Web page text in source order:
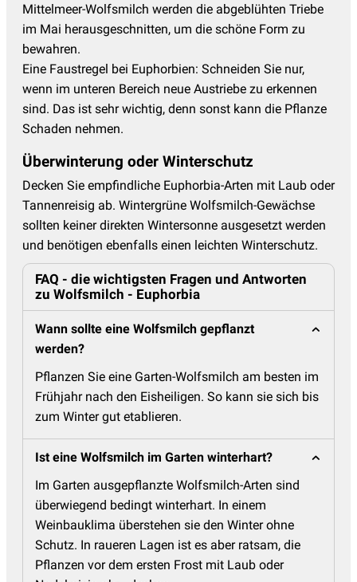
Mittelmeer-Wolfsmilch werden die abgeblühten Triebe
im Mai herausgeschnitten, um die schöne Form zu
bewahren.
Eine Faustregel bei Euphorbien: Schneiden Sie nur,
wenn im unteren Bereich neue Austriebe zu erkennen
sind. Das ist sehr wichtig, denn sonst kann die Pflanze
Schaden nehmen.
Überwinterung oder Winterschutz
Decken Sie empfindliche Euphorbia-Arten mit Laub oder
Tannenreisig ab. Wintergrüne Wolfsmilch-Gewächse
sollten keiner direkten Wintersonne ausgesetzt werden
und benötigen ebenfalls einen leichten Winterschutz.
FAQ - die wichtigsten Fragen und Antworten
zu Wolfsmilch - Euphorbia
Wann sollte eine Wolfsmilch gepflanzt
werden?
Pflanzen Sie eine Garten-Wolfsmilch am besten im
Frühjahr nach den Eisheiligen. So kann sie sich bis
zum Winter gut etablieren.
Ist eine Wolfsmilch im Garten winterhart?
Im Garten ausgepflanzte Wolfsmilch-Arten sind
überwiegend bedingt winterhart. In einem
Weinbauklima überstehen sie den Winter ohne
Schutz. In raueren Lagen ist es aber ratsam, die
Pflanzen vor dem ersten Frost mit Laub oder